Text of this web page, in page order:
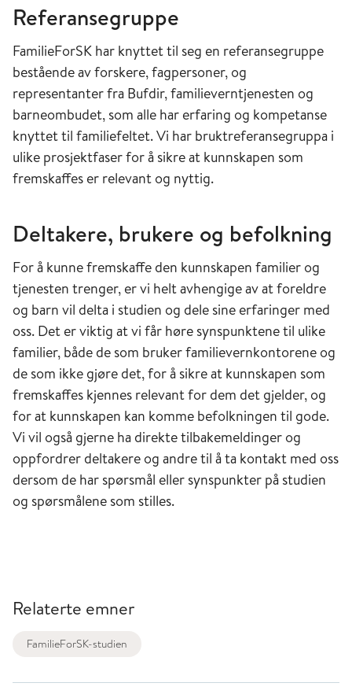
Referansegruppe
FamilieForSK har knyttet til seg en referansegruppe
bestående av forskere, fagpersoner, og
representanter fra Bufdir, familieverntjenesten og
barneombudet, som alle har erfaring og kompetanse
knyttet til familiefeltet. Vi har bruktreferansegruppa i
ulike prosjektfaser for å sikre at kunnskapen som
fremskaffes er relevant og nyttig.
Deltakere, brukere og befolkning
For å kunne fremskaffe den kunnskapen familier og
tjenesten trenger, er vi helt avhengige av at foreldre
og barn vil delta i studien og dele sine erfaringer med
oss. Det er viktig at vi får høre synspunktene til ulike
familier, både de som bruker familievernkontorene og
de som ikke gjøre det, for å sikre at kunnskapen som
fremskaffes kjennes relevant for dem det gjelder, og
for at kunnskapen kan komme befolkningen til gode.
Vi vil også gjerne ha direkte tilbakemeldinger og
oppfordrer deltakere og andre til å ta kontakt med oss
dersom de har spørsmål eller synspunkter på studien
og spørsmålene som stilles.
Relaterte emner
FamilieForSK-studien